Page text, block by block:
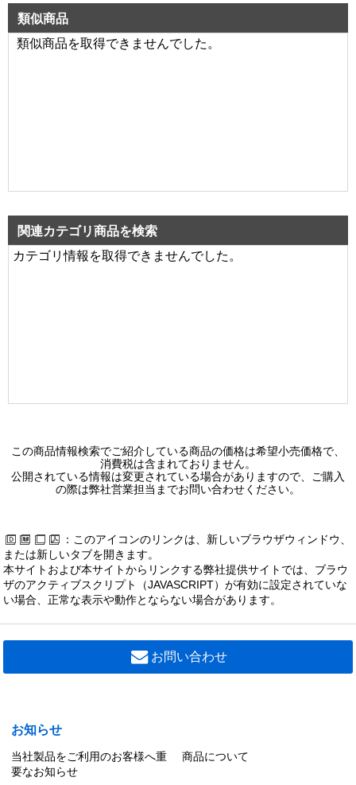
類似商品
類似商品を取得できませんでした。
関連カテゴリ商品を検索
カテゴリ情報を取得できませんでした。
この商品情報検索でご紹介している商品の価格は希望小売価格で、
消費税は含まれておりません。
公開されている情報は変更されている場合がありますので、ご購入
の際は弊社営業担当までお問い合わせください。
：このアイコンのリンクは、新しいブラウザウィンドウ、
または新しいタブを開きます。
本サイトおよび本サイトからリンクする弊社提供サイトでは、ブラウ
ザのアクティブスクリプト（JAVASCRIPT）が有効に設定されていな
い場合、正常な表示や動作とならない場合があります。
お問い合わせ
お知らせ
当社製品をご利用のお客様へ重
要なお知らせ
商品について